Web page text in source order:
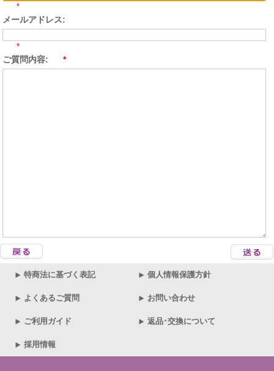
*
メールアドレス:
*
ご質問内容: *
特商法に基づく表記 個人情報保護方針
よくあるご質問 お問い合わせ
ご利用ガイド 返品･交換について
採用情報